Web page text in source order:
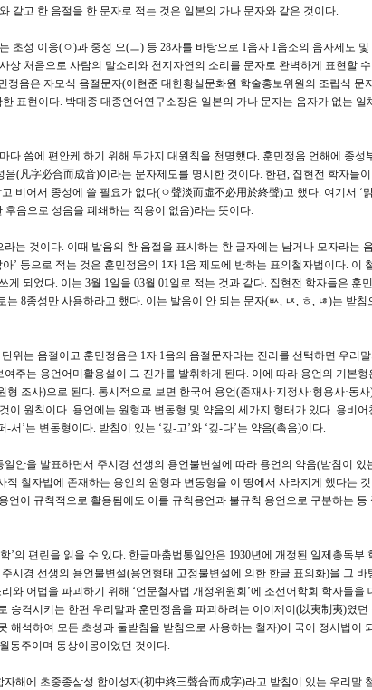
같고 한 음절을 한 문자로 적는 것은 일본의 가나 문자와 같은 것이다.
초성 이응(ㅇ)과 중성 으(ㅡ) 등 28자를 바탕으로 1음자 1음소의 음자제도 및
상 처음으로 사람의 말소리와 천지자연의 소리를 문자로 완벽하게 표현할 수
정음은 자모식 음절문자(이현준 대한황실문화원 학술홍보위원의 조립식 문
표현이다. 박대종 대종언어연구소장은 일본의 가나 문자는 음자가 없는 일
다 씀에 편안케 하기 위해 두가지 대원칙을 천명했다. 훈민정음 언해에 종성
(凡字必合而成音)이라는 문자제도를 명시한 것이다. 한편, 집현전 학자들
비어서 종성에 쓸 필요가 없다(ㅇ聲淡而虛不必用於終聲)고 했다. 여기서 ‘
음으로 성음을 폐쇄하는 작용이 없음)라는 뜻이다.
는 것이다. 이때 발음의 한 음절을 표시하는 한 글자에는 남거나 모자라는
’ 등으로 적는 것은 훈민정음의 1자 1음 제도에 반하는 표의철자법이다. 이
게 되었다. 이는 3월 1일을 03월 01일로 적는 것과 같다. 집현전 학자들은 훈
8종성만 사용하라고 했다. 이는 발음이 안 되는 문자(ㅄ, ㄵ, ㅎ, ㄶ)는 받침
위는 음절이고 훈민정음은 1자 1음의 음절문자라는 진리를 선택하면 우리
주는 용언어미활용설이 그 진가를 발휘하게 된다. 이에 따라 용언의 기본형
형 조사)으로 된다. 통시적으로 보면 한국어 용언(존재사·지정사·형용사·동
이 원칙이다. 용언에는 원형과 변동형 및 약음의 세가지 형태가 있다. 용비어
-서’는 변동형이다. 받침이 있는 ‘깊-고’와 ‘깊-다’는 약음(촉음)이다.
안을 발표하면서 주시경 선생의 용언불변설에 따라 용언의 약음(받침이 있
적 철자법에 존재하는 용언의 원형과 변동형을 이 땅에서 사라지게 했다는
언이 규칙적으로 활용됨에도 이를 규칙용언과 불규칙 용언으로 구분하는 등
’의 편린을 읽을 수 있다. 한글마춤법통일안은 1930년에 개정된 일제총독부
시경 선생의 용언불변설(용언형태 고정불변설에 의한 한글 표의화)을 그 바
와 어법을 파괴하기 위해 ‘언문철자법 개정위원회’에 조선어학회 학자들을
승격시키는 한편 우리말과 훈민정음을 파괴하려는 이이제이(以夷制夷)였던
해석하여 모든 초성과 둘받침을 받침으로 사용하는 철자)이 국어 정서법이
동주이며 동상이몽이었던 것이다.
해에 초중종삼성 합이성자(初中終三聲合而成字)라고 받침이 있는 우리말